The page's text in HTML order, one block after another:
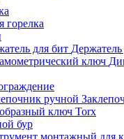
горелка
ключ Torx
бур